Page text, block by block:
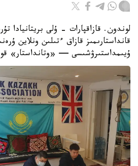
لوندون. قازاقپارات - ۇلى بريتانيادا
قانداستارىمىز قازاق ءتىلىن ونلاين
ۇيىمداستىرۋشىسى — «وتانداستار»